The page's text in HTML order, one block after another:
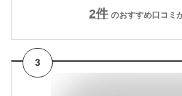
2件 のおすすめ口コミ
3